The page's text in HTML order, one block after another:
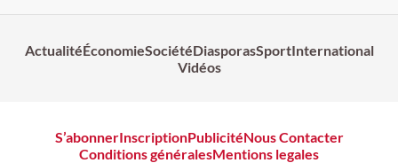
ActualitéÉconomieSociétéDiasporasSportInternational
Vidéos
S’abonnerInscriptionPublicitéNous Contacter
Conditions généralesMentions legales